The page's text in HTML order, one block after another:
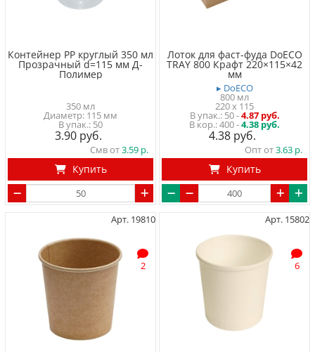
Контейнер PP круглый 350 мл
Прозрачный d=115 мм Д-
Полимер
350 мл
Диаметр: 115 мм
50
3.90
Смв от3.59
Купить
Лоток для фаст-фуда DoECO
TRAY 800 Крафт 220×115×42
мм
▸ DoECO
800 мл
220 x 115
50-4.87 руб.
400 -4.38 руб.
4.38
Опт от3.63
Купить
Арт. 19810
2
Арт. 15802
6